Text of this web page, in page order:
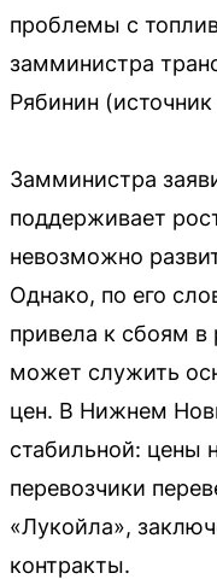
проблемы с
замминистра
Рябинин
Замминистра
поддерживает
невозможно
Однако, по его
привела к сбоям в
может служить
цен. В Нижнем
стабильной: цены
перевозчики
«Лукойла»,
контракты.